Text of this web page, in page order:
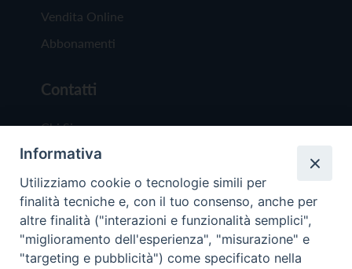
Vendita Online
Abbonamenti
Contatti
Chi Siamo
Redazione
Scrivici
Informativa
Utilizziamo cookie o tecnologie simili per
finalità tecniche e, con il tuo consenso, anche per
altre finalità ("interazioni e funzionalità semplici",
"miglioramento dell'esperienza", "misurazione" e
"targeting e pubblicità") come specificato nella